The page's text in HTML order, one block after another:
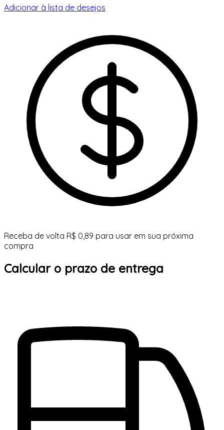
Adicionar à lista de desejos
Receba de volta R$ 0,89 para usar em sua próxima
compra
Calcular o prazo de entrega